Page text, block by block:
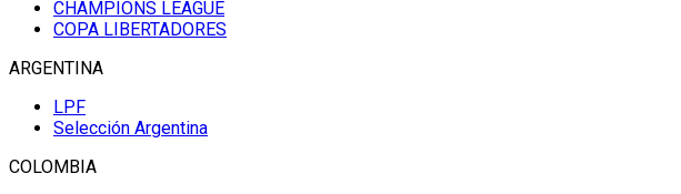
CHAMPIONS LEAGUE
COPA LIBERTADORES
ARGENTINA
LPF
Selección Argentina
COLOMBIA